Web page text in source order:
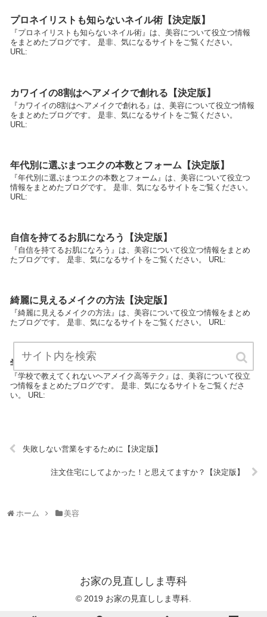
プロネイリストも知らないネイル術【決定版】
『プロネイリストも知らないネイル術』は、美容について役立つ情報
をまとめたブログです。 是非、気になるサイトをご覧ください。
URL:
カワイイの8割はヘアメイクで創れる【決定版】
『カワイイの8割はヘアメイクで創れる』は、美容について役立つ情報
をまとめたブログです。 是非、気になるサイトをご覧ください。
URL:
年代別に選ぶまつエクの本数とフォーム【決定版】
『年代別に選ぶまつエクの本数とフォーム』は、美容について役立つ
情報をまとめたブログです。 是非、気になるサイトをご覧ください。
URL:
自信を持てるお肌になろう【決定版】
『自信を持てるお肌になろう』は、美容について役立つ情報をまとめ
たブログです。 是非、気になるサイトをご覧ください。 URL:
綺麗に見えるメイクの方法【決定版】
『綺麗に見えるメイクの方法』は、美容について役立つ情報をまとめ
たブログです。 是非、気になるサイトをご覧ください。 URL:
学校で教えてくれないヘアメイク高等テク【決定版】
『学校で教えてくれないヘアメイク高等テク』は、美容について役立
つ情報をまとめたブログです。 是非、気になるサイトをご覧くださ
い。 URL:
失敗しない営業をするために【決定版】
注文住宅にしてよかった！と思えてますか？【決定版】
ホーム 美容
お家の見直ししま専科
© 2019 お家の見直ししま専科.